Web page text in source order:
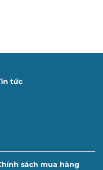
tức
sách mua hàng